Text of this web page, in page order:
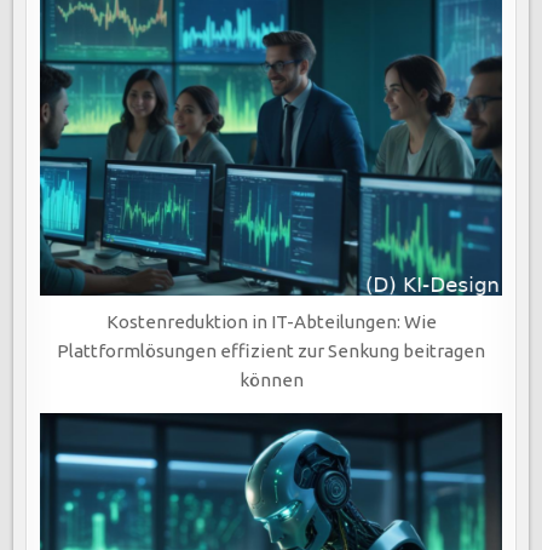
Kostenreduktion in IT-Abteilungen: Wie
Plattformlösungen effizient zur Senkung beitragen
können